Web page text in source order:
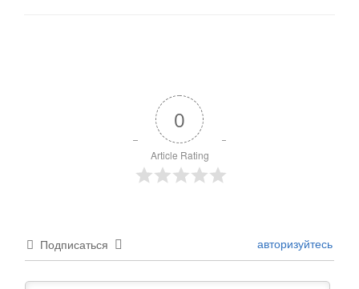
0
Article Rating
Подписаться авторизуйтесь